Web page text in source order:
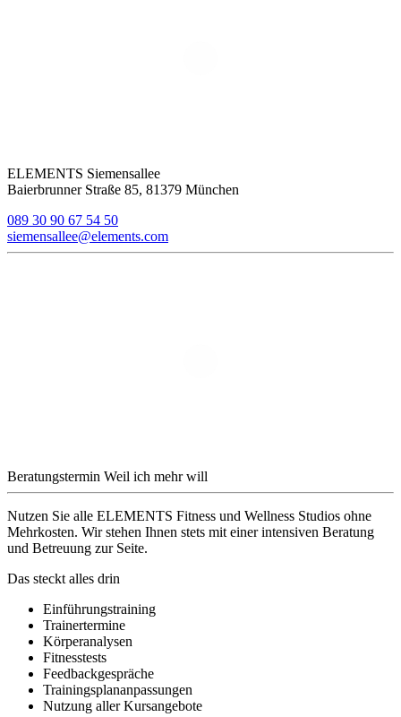
ELEMENTS Siemensallee
Baierbrunner Straße 85, 81379 München
089 30 90 67 54 50
siemensallee@elements.com
Beratungstermin Weil ich mehr will
Nutzen Sie alle ELEMENTS Fitness und Wellness Studios ohne
Mehrkosten. Wir stehen Ihnen stets mit einer intensiven Beratung
und Betreuung zur Seite.
Das steckt alles drin
Einführungstraining
Trainertermine
Körperanalysen
Fitnesstests
Feedbackgespräche
Trainingsplananpassungen
Nutzung aller Kursangebote